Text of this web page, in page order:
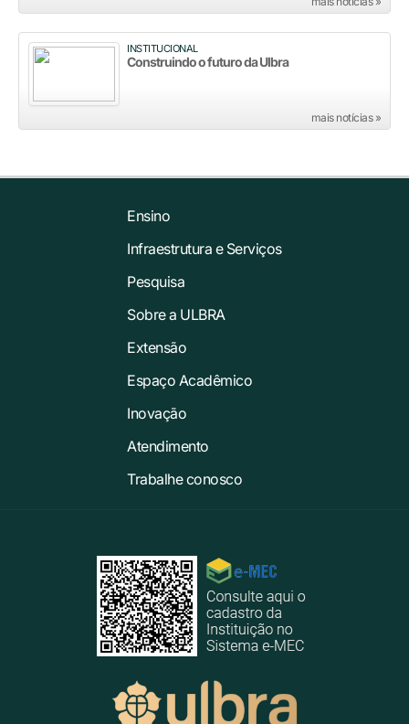
INSTITUCIONAL
Construindo o futuro da Ulbra
mais notícias »
Ensino
Infraestrutura e Serviços
Pesquisa
Sobre a ULBRA
Extensão
Espaço Acadêmico
Inovação
Atendimento
Trabalhe conosco